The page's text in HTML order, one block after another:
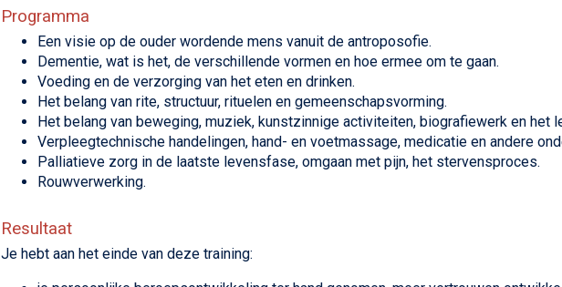
Programma
Een visie op de ouder wordende mens vanuit de antroposofie.
Dementie, wat is het, de verschillende vormen en hoe ermee om te gaan.
Voeding en de verzorging van het eten en drinken.
Het belang van rite, structuur, rituelen en gemeenschapsvorming.
Het belang van beweging, muziek, kunstzinnige activiteiten, biografiewerk en het
Verpleegtechnische handelingen, hand- en voetmassage, medicatie en andere
Palliatieve zorg in de laatste levensfase, omgaan met pijn, het stervensproces.
Rouwverwerking.
Resultaat
Je hebt aan het einde van deze training: